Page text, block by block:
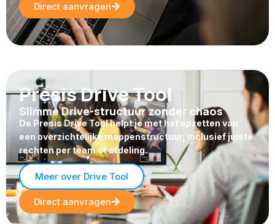
Direct aanvragen
Presis Drive Tool
Slimme Drive-structuur zonder chaos
De Presis Drive Tool helpt je met het opzetten van
een overzichtelijke mappenstructuur, inclusief juiste
rechten per team of afdeling.
Meer over Drive Tool
Direct aanvragen